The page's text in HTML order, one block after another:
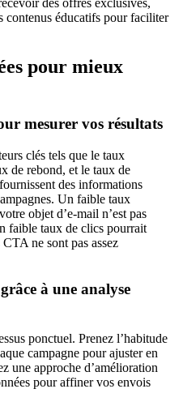
contenus éducatifs pour faciliter
pour mieux
mesurer vos résultats
clés tels que le taux
de rebond, et le taux de
des informations
Un faible taux
objet d’e-mail n’est pas
faible taux de clics pourrait
ne sont pas assez
à une analyse
ponctuel. Prenez l’habitude
campagne pour ajuster en
une approche d’amélioration
pour affiner vos envois